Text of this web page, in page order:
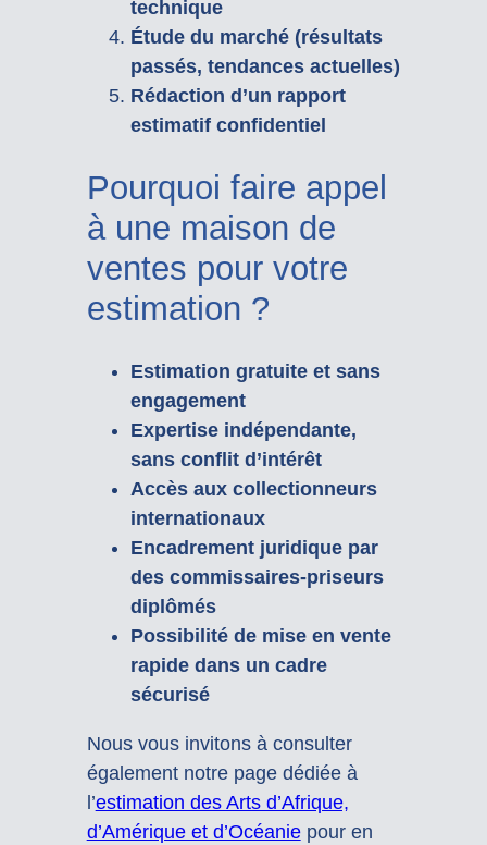
technique
Étude du marché (résultats
passés, tendances actuelles)
Rédaction d’un rapport
estimatif confidentiel
Pourquoi faire appel
à une maison de
ventes pour votre
estimation ?
Estimation gratuite et sans
engagement
Expertise indépendante,
sans conflit d’intérêt
Accès aux collectionneurs
internationaux
Encadrement juridique par
des commissaires-priseurs
diplômés
Possibilité de mise en vente
rapide dans un cadre
sécurisé
Nous vous invitons à consulter
également notre page dédiée à
l’estimation des Arts d’Afrique,
d’Amérique et d’Océaniepour en